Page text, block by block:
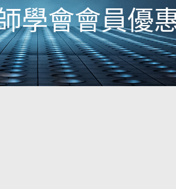
學會會員優